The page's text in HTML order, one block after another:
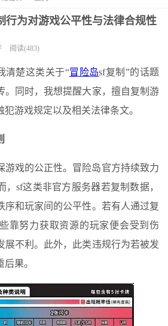
行为对游戏公平性与法律合规性
阅读(483)
清楚这类关于“冒险岛sf复制”的话题
。同时，我想提醒大家，擅自复制游
游戏规定以及相关法律条文。
游戏的公正性。冒险岛官方持续致力
，sf这类非官方服务器若复制数据，
序和玩家间的公平性。若有人通过复
靠努力获取资源的玩家便会受到伤
展不利。此外，此类违规行为若被发
果。